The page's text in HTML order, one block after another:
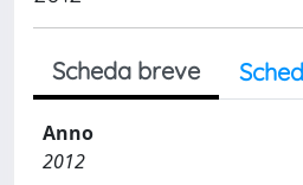
Scheda breve
Anno
2012